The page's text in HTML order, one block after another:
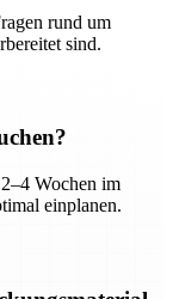
rund um
sind.
Wochen im
einplanen.